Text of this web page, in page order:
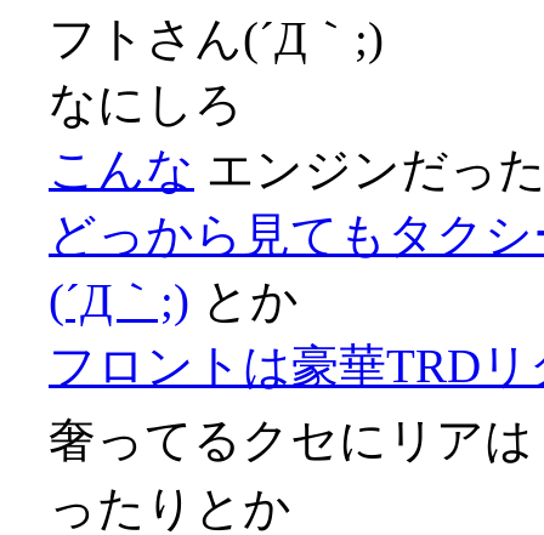
フトさん(´Д｀;)
なにしろ
こんな エンジンだっ
どっから見てもタク
(´Д｀;) とか
フロントは豪華TRD
奢ってるクセにリアは
ったりとか